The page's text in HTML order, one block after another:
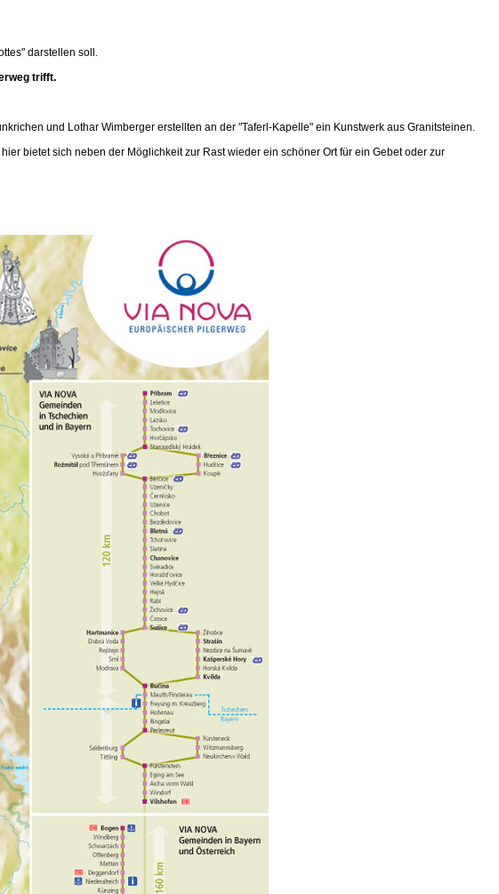
darstellen soll.
trifft.
und Lothar Wimberger erstellten an der "Taferl-Kapelle" ein Kunstwerk aus Granitsteinen.
bietet sich neben der Möglichkeit zur Rast wieder ein schöner Ort für ein Gebet oder zur